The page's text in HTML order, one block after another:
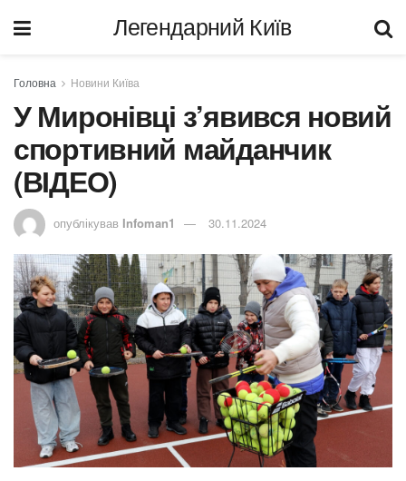
Легендарний Київ
Головна Новини Київа
У Миронівці з’явився новий
спортивний майданчик
(ВІДЕО)
опублікував Infoman1 30.11.2024